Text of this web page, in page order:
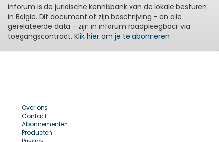
inforum is de juridische kennisbank van de lokale besturen
in België. Dit document of zijn beschrijving - en alle
gerelateerde data - zijn in inforum raadpleegbaar via
toegangscontract. Klik hier om je te abonneren
Over ons
Contact
Abonnementen
Producten